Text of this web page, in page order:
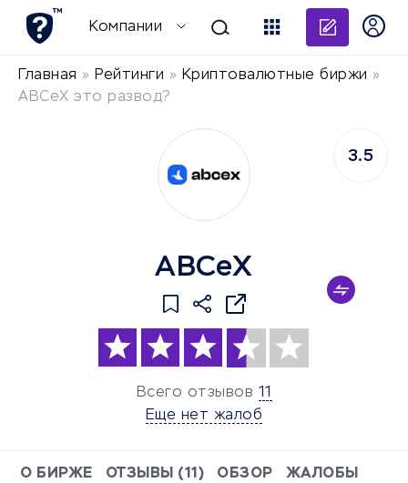
Компании
Главная » Рейтинги » Криптовалютные биржи »
ABCeX это развод?
ABCeX
Всего отзывов 11
Еще нет жалоб
3.5
О БИРЖЕ ОТЗЫВЫ (11) ОБЗОР ЖАЛОБЫ